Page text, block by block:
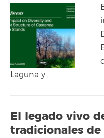
Laguna y…
El legado vivo
tradicionales de